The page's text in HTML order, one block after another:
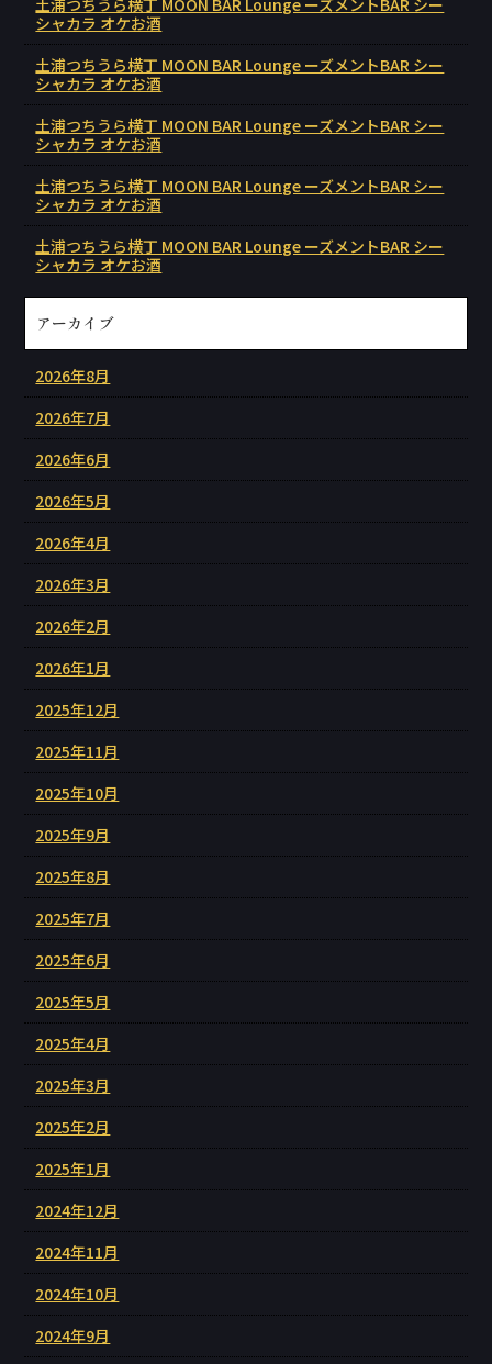
シャカラ オケお酒
土浦つちうら横丁 MOON BAR Lounge ーズメントBAR シー
シャカラ オケお酒
土浦つちうら横丁 MOON BAR Lounge ーズメントBAR シー
シャカラ オケお酒
土浦つちうら横丁 MOON BAR Lounge ーズメントBAR シー
シャカラ オケお酒
土浦つちうら横丁 MOON BAR Lounge ーズメントBAR シー
シャカラ オケお酒
アーカイブ
2026年8月
2026年7月
2026年6月
2026年5月
2026年4月
2026年3月
2026年2月
2026年1月
2025年12月
2025年11月
2025年10月
2025年9月
2025年8月
2025年7月
2025年6月
2025年5月
2025年4月
2025年3月
2025年2月
2025年1月
2024年12月
2024年11月
2024年10月
2024年9月